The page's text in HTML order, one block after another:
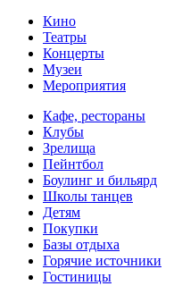
Кино
Театры
Концерты
Музеи
Мероприятия
Кафе, рестораны
Клубы
Зрелища
Пейнтбол
Боулинг и бильярд
Школы танцев
Детям
Покупки
Базы отдыха
Горячие источники
Гостиницы